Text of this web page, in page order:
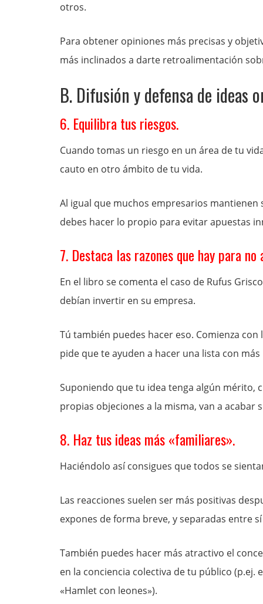
otros.
Para obtener opiniones más precisas y
más inclinados a darte retroalimentación
B. Difusión y defensa de ideas
6. Equilibra tus riesgos.
Cuando tomas un riesgo en un área de tu
cauto en otro ámbito de tu vida.
Al igual que muchos empresarios
debes hacer lo propio para evitar apuestas
7. Destaca las razones que hay para
En el libro se comenta el caso de Rufus
debían invertir en su empresa.
Tú también puedes hacer eso. Comienza
pide que te ayuden a hacer una lista con
Suponiendo que tu idea tenga algún mérito,
propias objeciones a la misma, van a
8. Haz tus ideas más «familiares».
Haciéndolo así consigues que todos se
Las reacciones suelen ser más positivas
expones de forma breve, y separadas entre
También puedes hacer más atractivo el
en la conciencia colectiva de tu público (p.ej.
«Hamlet con leones»).